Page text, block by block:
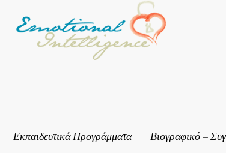
Εκπαιδευτικά Προγράμματα Βιογραφικό –